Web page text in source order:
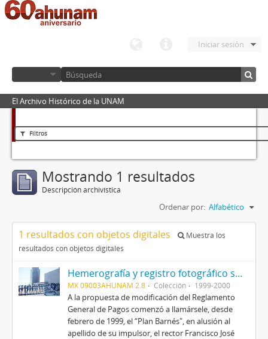
Iniciar sesión
El Archivo Histórico de la UNAM
Filtros
Mostrando 1 resultados
Descripción archivística
Ordenar por: Alfabético
1 resultados con objetos digitales
Muestra los
resultados con objetos digitales
Hemerografía y registro fotográfico sobre el conflicto universitario de 1999-2000
MX 09003AHUNAM 2.8 Colección 1999-2000
A la propuesta de modificación del Reglamento
General de Pagos comenzó a llamársele, desde
febrero de 1999, el “Plan Barnés", en alusión al
apellido de su impulsor, el rector Francisco José